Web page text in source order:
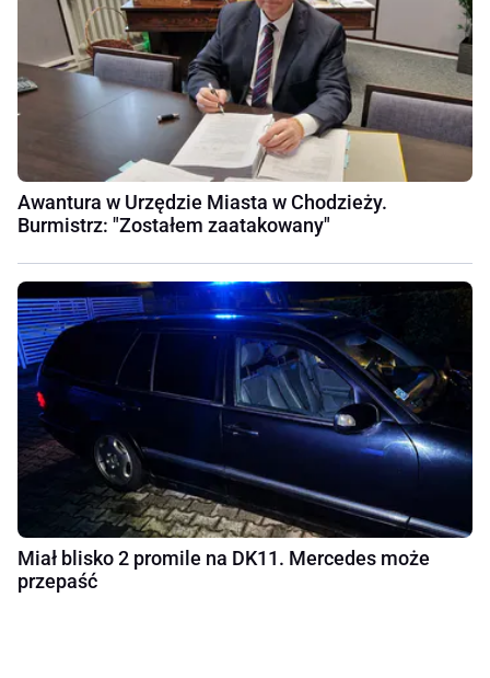
Awantura w Urzędzie Miasta w Chodzieży.
Burmistrz: "Zostałem zaatakowany"
Miał blisko 2 promile na DK11. Mercedes może
przepaść